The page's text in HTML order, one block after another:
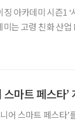
아카데미 시즌1
마트 페스타’
어 스마트 페스타’